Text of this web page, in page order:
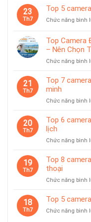
23
Th7
Top 5
Chức năng bình
Top Camera
– Nên Chọn
Chức năng bình
21
Th7
Top 7
minh
Chức năng bình
20
Th7
Top 6
lịch
Chức năng bình
19
Th7
Top 8
thoại
Chức năng bình
18
Th7
Top 5
Chức năng bình